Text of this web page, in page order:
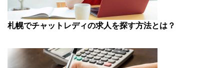
札幌でチャットレディの求人を探す方法とは？